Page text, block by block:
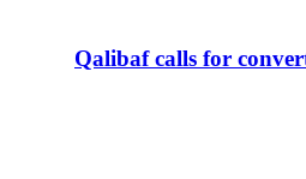
Qalibaf calls for